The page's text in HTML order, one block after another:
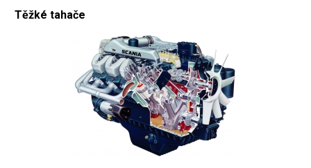
Těžké tahače